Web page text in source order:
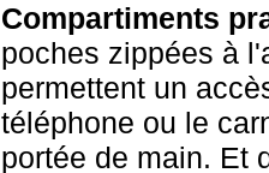
Compartiments
poches zippées à
permettent un
téléphone ou le
portée de main. Et